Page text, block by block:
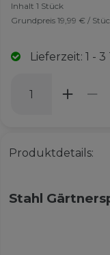
Inhalt 1 Stück
Grundpreis 19,99 € /
Lieferzeit: 1 -
Produktdetails:
Stahl